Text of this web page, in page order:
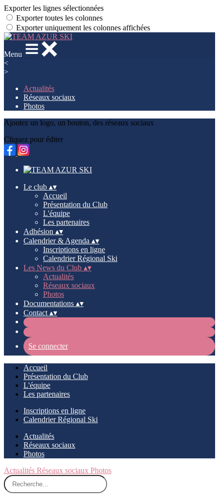
Exporter les lignes sélectionnées
Exporter toutes les colonnes
Exporter uniquement les colonnes affichées
Menu
<
>
Actualités
Réseaux sociaux
Photos
Ajoutez un logo, un bouton, des réseaux sociaux
Cliquez pour éditer
Le club ▴▾
Accueil
Présentation du Club
L'équipe
Les partenaires
Adhésion ▴▾
Calendrier & Agenda ▴▾
Inscriptions en ligne
Calendrier Régional Ski
Les News du Club ▴▾
Actualités
Réseaux sociaux
Photos
Documentations ▴▾
Contact ▴▾
Se connecter
Accueil
Présentation du Club
L'équipe
Les partenaires
Inscriptions en ligne
Calendrier Régional Ski
Actualités
Réseaux sociaux
Photos
Actualités Réseaux sociaux Photos